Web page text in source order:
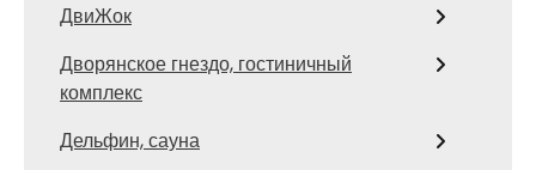
ДвиЖок
Дворянское гнездо, гостиничный
комплекс
Дельфин, сауна